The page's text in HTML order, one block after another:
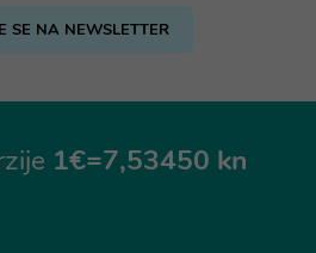
SE NA NEWSLETTER
1€=7,53450 kn